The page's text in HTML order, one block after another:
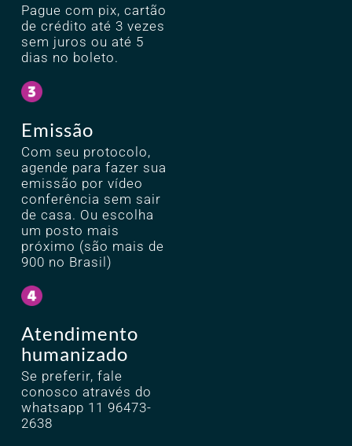
Pague com pix, cartão
de crédito até 3 vezes
sem juros ou até 5
dias no boleto.
Emissão
Com seu protocolo,
agende para fazer sua
emissão por vídeo
conferência sem sair
de casa. Ou escolha
um posto mais
próximo (são mais de
900 no Brasil)
Atendimento
humanizado
Se preferir, fale
conosco através do
whatsapp 11 96473-
2638